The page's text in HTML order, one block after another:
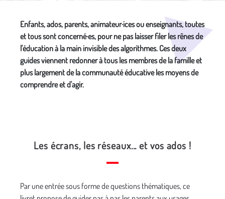
Enfants, ados, parents, animateur·ices ou enseignants, toutes
et tous sont concerné·es, pour ne pas laisser filer les rênes de
l'éducation à la main invisible des algorithmes. Ces deux
guides viennent redonner à tous les membres de la famille et
plus largement de la communauté éducative les moyens de
comprendre et d'agir.
Les écrans, les réseaux... et vos ados !
Par une entrée sous forme de questions thématiques, ce